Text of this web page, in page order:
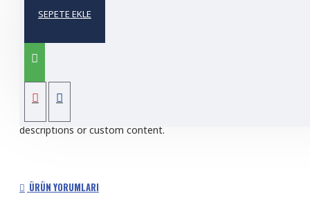
SEPETE EKLE
displayed as tabs, accordion or all-visible blocks in grid
format or one under the other. You can mix and match
also be set up as a link and point to other pages or open
popup modules. Optional "Show More" collapsible block
descriptions or custom content.
ÜRÜN YORUMLARI